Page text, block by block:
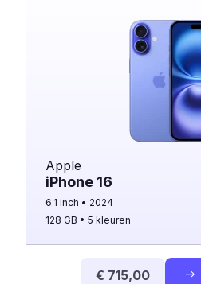
Apple
iPhone 16
6.1 inch
2024
128 GB
5 kleuren
€ 715,00